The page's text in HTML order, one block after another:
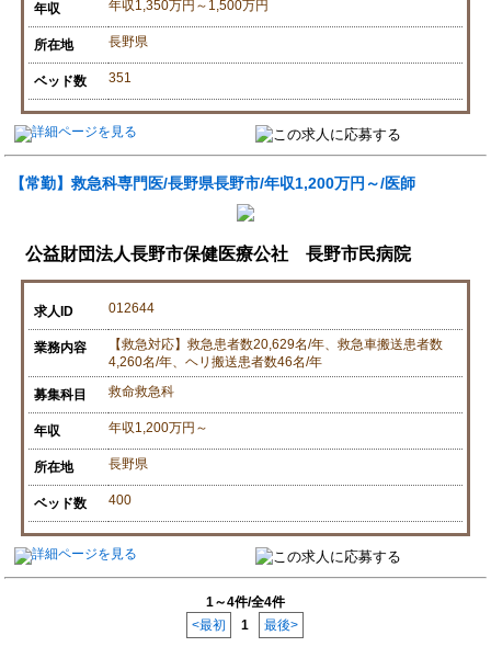
年収 年収1,350万円～1,500万円
所在地 長野県
ベッド数 351
【常勤】救急科専門医/長野県長野市/年収1,200万円～/医師
公益財団法人長野市保健医療公社 長野市民病院
求人ID 012644
業務内容
【救急対応】救急患者数20,629名/年、救急車搬送患者数
4,260名/年、ヘリ搬送患者数46名/年
募集科目 救命救急科
年収 年収1,200万円～
所在地 長野県
ベッド数 400
1～4件/全4件
<最初
1 最後>